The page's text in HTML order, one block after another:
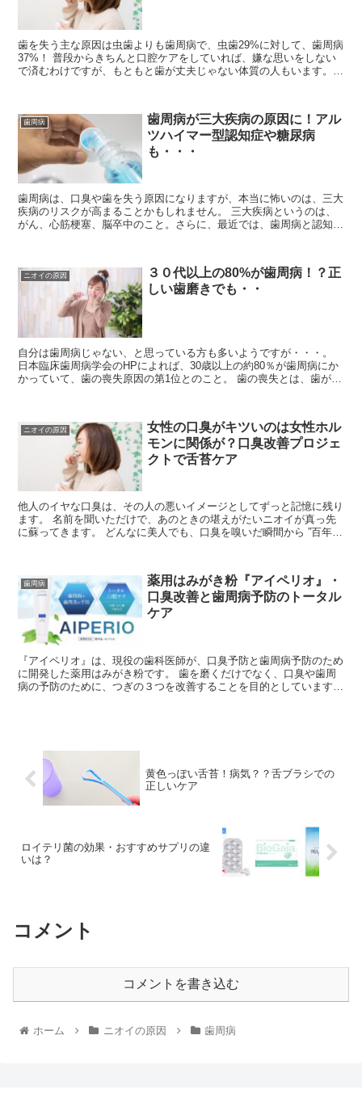
歯を失う主な原因は虫歯よりも歯周病で、虫歯29%に対して、歯周病
37%！ 普段からきちんと口腔ケアをしていれば、嫌な思いをしない
で済むわけですが、もともと歯が丈夫じゃない体質の人もいます。
歯周病
歯周病が三大疾病の原因に！アル
ツハイマー型認知症や糖尿病
も・・・
歯周病は、口臭や歯を失う原因になりますが、本当に怖いのは、三大
疾病のリスクが高まることかもしれません。 三大疾病というのは、
がん、心筋梗塞、脳卒中のこと。さらに、最近では、歯周病と認知症
ニオイの原因
３０代以上の80%が歯周病！？正
しい歯磨きでも・・
自分は歯周病じゃない、と思っている方も多いようですが・・・。
日本臨床歯周病学会のHPによれば、30歳以上の約80％が歯周病にか
かっていて、歯の喪失原因の第1位とのこと。 歯の喪失とは、歯が抜
ニオイの原因
女性の口臭がキツいのは女性ホル
モンに関係が？口臭改善プロジェ
クトで舌苔ケア
他人のイヤな口臭は、その人の悪いイメージとしてずっと記憶に残り
ます。 名前を聞いただけで、あのときの堪えがたいニオイが真っ先
に蘇ってきます。 どんなに美人でも、口臭を嗅いだ瞬間から ”百年の
歯周病
薬用はみがき粉『アイペリオ』・
口臭改善と歯周病予防のトータル
ケア
『アイペリオ』は、現役の歯科医師が、口臭予防と歯周病予防のため
に開発した薬用はみがき粉です。 歯を磨くだけでなく、口臭や歯周
病の予防のために、つぎの３つを改善することを目的としています。
黄色っぽい舌苔！病気？？舌ブラシでの
正しいケア
ロイテリ菌の効果・おすすめサプリの違
いは？
コメント
コメントを書き込む
ホーム ニオイの原因 歯周病